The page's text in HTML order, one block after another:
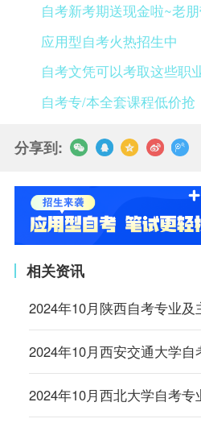
自考新考期送现金啦~老
应用型自考火热招生中
自考文凭可以考取这些职
自考专/本全套课程低价
分享到:
相关资讯
2024年10月陕西自考专业
2024年10月西安交通大学自
2024年10月西北大学自考专